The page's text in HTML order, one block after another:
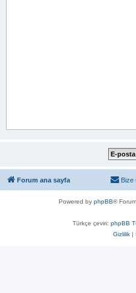
Forum ana sayfa Bize
Powered by phpBB®
Türkçe çeviri: phpBB
Gizlilik |